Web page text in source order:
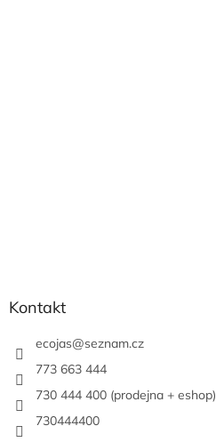
Kontakt
ecojas@seznam.cz
773 663 444
730 444 400 (prodejna + eshop)
730444400